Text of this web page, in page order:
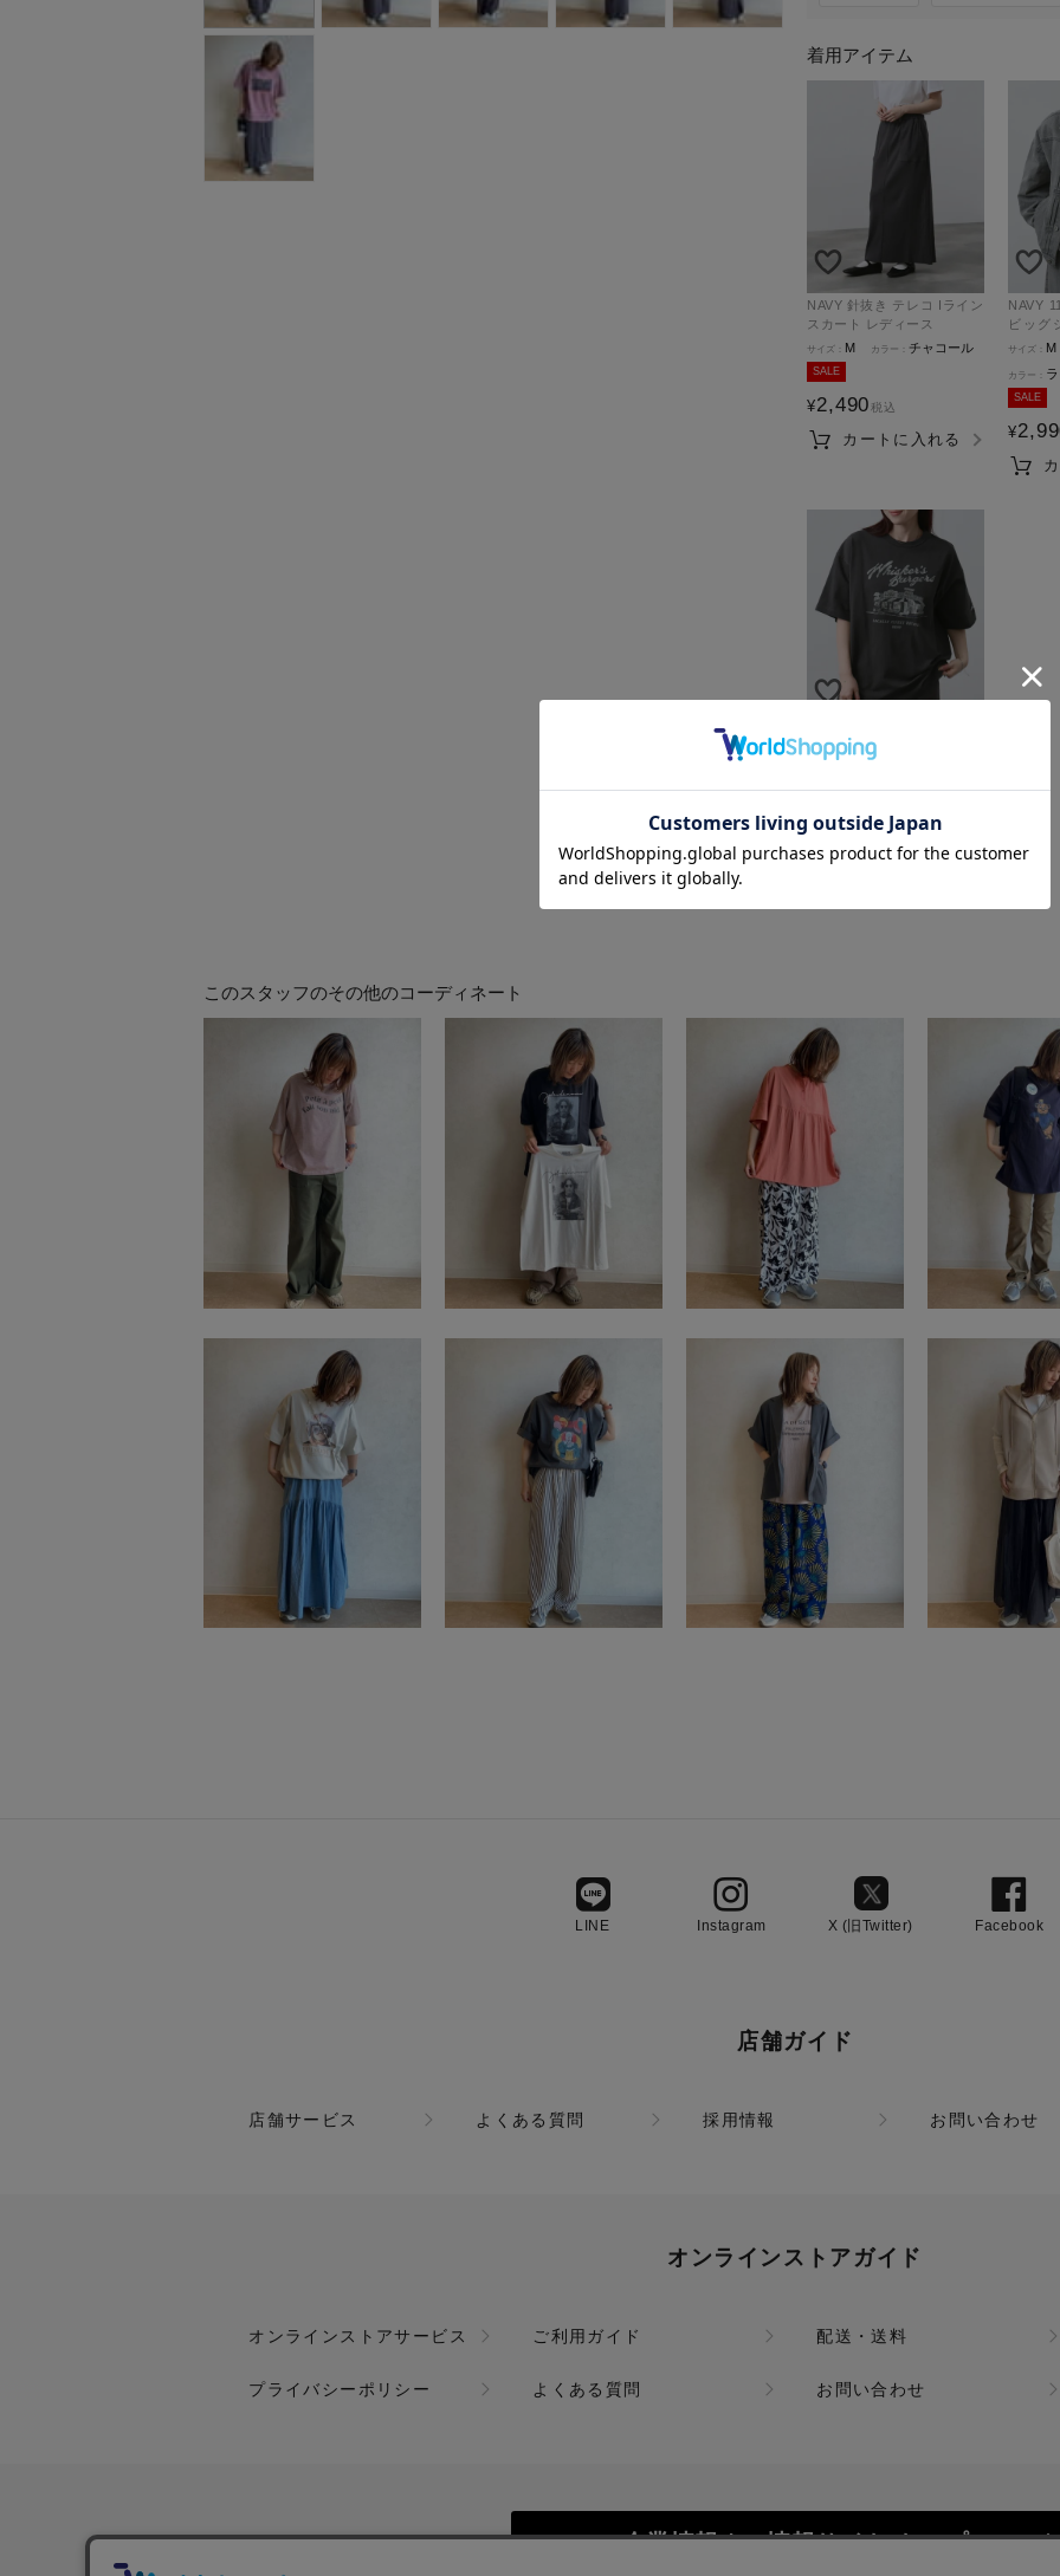
着用アイテム
NAVY 針抜き テレコ Iライン
スカート レディース
M
チャコール
SALE
¥2,490 税込
カートに入れる
NAVY 11ozコットンデニム
ビッグ
ト レデM
SALE
¥
トルーズTシャツ レディース
定価 ¥2,990
¥ 1,991
このスタッフのその他のコーディネート
LINE Instagram X (旧Twitter) Facebook
店舗ガイド
店舗サービス よくある質問 採用情報 お問い合わせ
オンラインストアガイド
オンラインストアサービス ご利用ガイド 配送・送料
プライバシーポリシー よくある質問 お問い合わせ
企業情報 / IR情報サイト トップ